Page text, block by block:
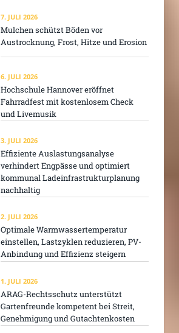
7. JULI 2026
Mulchen schützt Böden vor
Austrocknung, Frost, Hitze und Erosion
6. JULI 2026
Hochschule Hannover eröffnet
Fahrradfest mit kostenlosem Check
und Livemusik
3. JULI 2026
Effiziente Auslastungsanalyse
verhindert Engpässe und optimiert
kommunal Ladeinfrastrukturplanung
nachhaltig
2. JULI 2026
Optimale Warmwassertemperatur
einstellen, Lastzyklen reduzieren, PV-
Anbindung und Effizienz steigern
1. JULI 2026
ARAG-Rechtsschutz unterstützt
Gartenfreunde kompetent bei Streit,
Genehmigung und Gutachtenkosten